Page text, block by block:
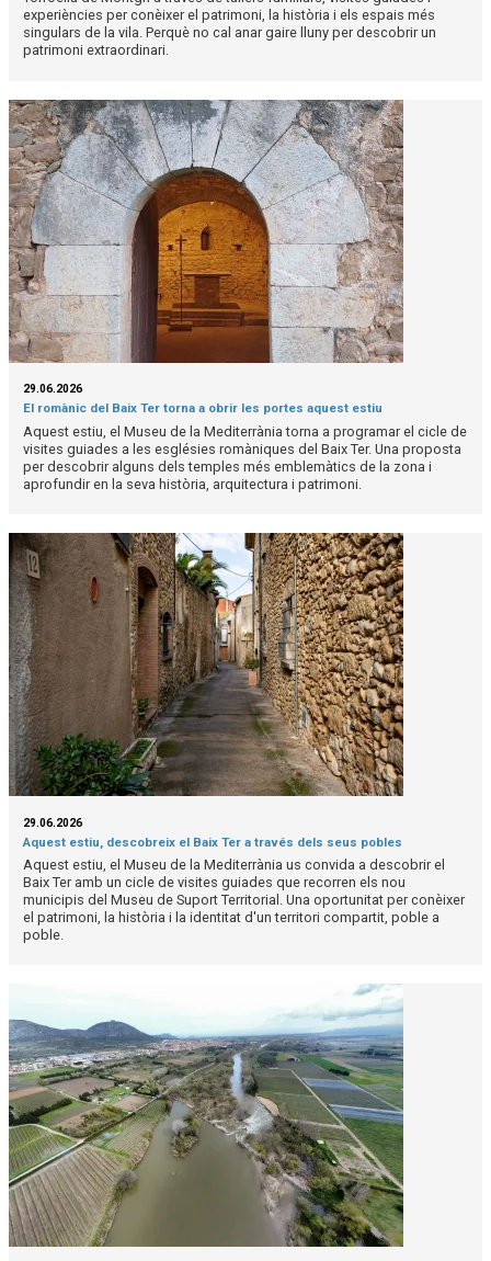
experiències per conèixer el patrimoni, la història i els espais més
singulars de la vila. Perquè no cal anar gaire lluny per descobrir un
patrimoni extraordinari.
29.06.2026
El romànic del Baix Ter torna a obrir les portes aquest estiu
Aquest estiu, el Museu de la Mediterrània torna a programar el cicle de
visites guiades a les esglésies romàniques del Baix Ter. Una proposta
per descobrir alguns dels temples més emblemàtics de la zona i
aprofundir en la seva història, arquitectura i patrimoni.
29.06.2026
Aquest estiu, descobreix el Baix Ter a través dels seus pobles
Aquest estiu, el Museu de la Mediterrània us convida a descobrir el
Baix Ter amb un cicle de visites guiades que recorren els nou
municipis del Museu de Suport Territorial. Una oportunitat per conèixer
el patrimoni, la història i la identitat d'un territori compartit, poble a
poble.